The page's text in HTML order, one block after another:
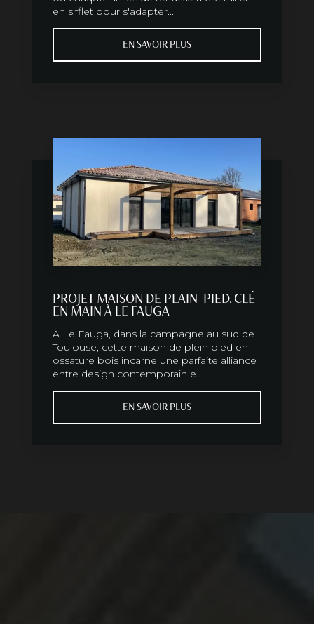
en sifflet pour s'adapter...
EN SAVOIR PLUS
PROJET MAISON DE PLAIN-PIED, CLÉ
EN MAIN À LE FAUGA
À Le Fauga, dans la campagne au sud de
Toulouse, cette maison de plein pied en
ossature bois incarne une parfaite alliance
entre design contemporain e...
EN SAVOIR PLUS